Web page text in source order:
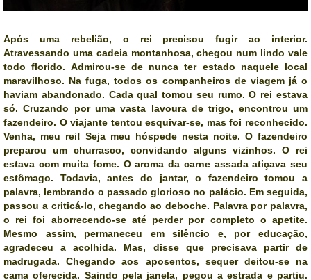
Após uma rebelião, o rei precisou fugir ao interior.
Atravessando uma cadeia montanhosa, chegou num lindo vale
todo florido. Admirou-se de nunca ter estado naquele local
maravilhoso. Na fuga, todos os companheiros de viagem já o
haviam abandonado. Cada qual tomou seu rumo. O rei estava
só. Cruzando por uma vasta lavoura de trigo, encontrou um
fazendeiro. O viajante tentou esquivar-se, mas foi reconhecido.
Venha, meu rei! Seja meu hóspede nesta noite. O fazendeiro
preparou um churrasco, convidando alguns vizinhos. O rei
estava com muita fome. O aroma da carne assada atiçava seu
estômago. Todavia, antes do jantar, o fazendeiro tomou a
palavra, lembrando o passado glorioso no palácio. Em seguida,
passou a criticá-lo, chegando ao deboche. Palavra por palavra,
o rei foi aborrecendo-se até perder por completo o apetite.
Mesmo assim, permaneceu em silêncio e, por educação,
agradeceu a acolhida. Mas, disse que precisava partir de
madrugada. Chegando aos aposentos, sequer deitou-se na
cama oferecida. Saindo pela janela, pegou a estrada e partiu.